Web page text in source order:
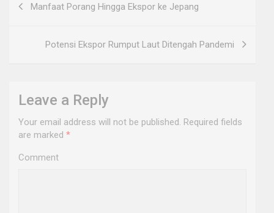
Manfaat Porang Hingga Ekspor ke Jepang
Potensi Ekspor Rumput Laut Ditengah Pandemi
Leave a Reply
Your email address will not be published. Required fields
are marked *
Comment